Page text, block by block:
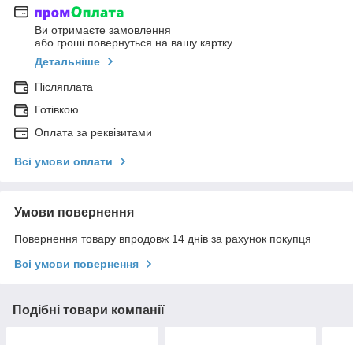
Ви отримаєте замовлення
або гроші повернуться на вашу картку
Детальніше
Післяплата
Готівкою
Оплата за реквізитами
Всі умови оплати
Умови повернення
Повернення товару впродовж 14 днів за рахунок покупця
Всі умови повернення
Подібні товари компанії